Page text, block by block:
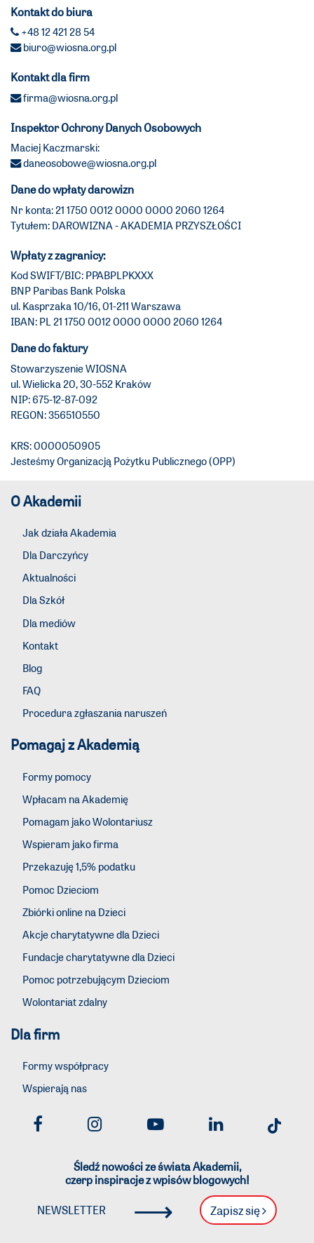
Kontakt do biura
+48 12 421 28 54
biuro@wiosna.org.pl
Kontakt dla firm
firma@wiosna.org.pl
Inspektor Ochrony Danych Osobowych
Maciej Kaczmarski:
daneosobowe@wiosna.org.pl
Dane do wpłaty darowizn
Nr konta: 21 1750 0012 0000 0000 2060 1264
Tytułem: DAROWIZNA - AKADEMIA PRZYSZŁOŚCI
Wpłaty z zagranicy:
Kod SWIFT/BIC: PPABPLPKXXX
BNP Paribas Bank Polska
ul. Kasprzaka 10/16, 01-211 Warszawa
IBAN: PL 21 1750 0012 0000 0000 2060 1264
Dane do faktury
Stowarzyszenie WIOSNA
ul. Wielicka 20, 30-552 Kraków
NIP: 675-12-87-092
REGON: 356510550
KRS: 0000050905
Jesteśmy Organizacją Pożytku Publicznego (OPP)
O Akademii
Jak działa Akademia
Dla Darczyńcy
Aktualności
Dla Szkół
Dla mediów
Kontakt
Blog
FAQ
Procedura zgłaszania naruszeń
Pomagaj z Akademią
Formy pomocy
Wpłacam na Akademię
Pomagam jako Wolontariusz
Wspieram jako firma
Przekazuję 1,5% podatku
Pomoc Dzieciom
Zbiórki online na Dzieci
Akcje charytatywne dla Dzieci
Fundacje charytatywne dla Dzieci
Pomoc potrzebującym Dzieciom
Wolontariat zdalny
Dla firm
Formy współpracy
Wspierają nas
Śledź nowości ze świata Akademii,
czerp inspiracje z wpisów blogowych!
NEWSLETTER ⟶ Zapisz się